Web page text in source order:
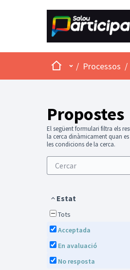
Inici Menú principal
/ Processos /
Propostes
El següent formulari filtra els
la cerca dinàmicament quan
les condicions de la cerca.
Estat
Tots
Acceptada
En avaluació
No resposta